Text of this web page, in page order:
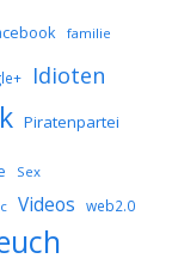
familie
Idioten
Piratenpartei
Sex
Videos web2.0